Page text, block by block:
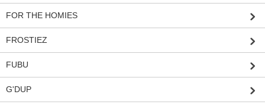
FOR THE HOMIES
FROSTIEZ
FUBU
G'DUP